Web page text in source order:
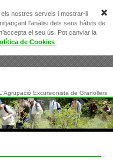
nostres serveis i mostrar-li
l'anàlisi dels seus hàbits de
el seu ús. Pot canviar la
de Cookies
Excursionista de Granollers